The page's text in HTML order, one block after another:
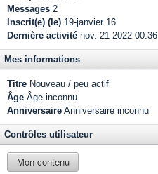
Messages 2
Inscrit(e) (le) 19-janvier 16
Dernière activité nov. 21 2022 00:36
Mes informations
Titre Nouveau / peu actif
Âge Âge inconnu
Anniversaire Anniversaire inconnu
Contrôles utilisateur
Mon contenu